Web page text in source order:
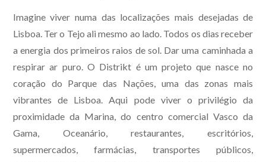
Imagine viver numa das localizações mais desejadas de
Lisboa. Ter o Tejo ali mesmo ao lado. Todos os dias receber
a energia dos primeiros raios de sol. Dar uma caminhada a
respirar ar puro. O Distrikt é um projeto que nasce no
coração do Parque das Nações, uma das zonas mais
vibrantes de Lisboa. Aqui pode viver o privilégio da
proximidade da Marina, do centro comercial Vasco da
Gama, Oceanário, restaurantes, escritórios,
supermercados, farmácias, transportes públicos,